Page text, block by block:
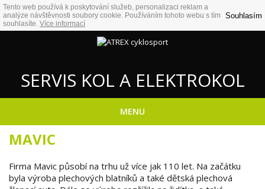
Tento web používá k poskytování služeb, personalizaci reklam a
analýze návštěvnosti soubory cookie. Používáním tohoto webu s tím
souhlasíte. Více informací
Souhlasím
SERVIS KOL A ELEKTROKOL
MENU
MAVIC
Firma Mavic působí na trhu už více jak 110 let. Na začátku
byla výroba plechových blatníků a také dětská plechová